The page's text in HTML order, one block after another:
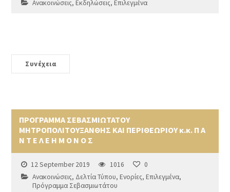
Ανακοινώσεις,Εκδηλώσεις,Επιλεγμένα
Συνέχεια
ΠΡΟΓΡΑΜΜΑ ΣΕΒΑΣΜΙΩΤΑΤΟΥ
ΜΗΤΡΟΠΟΛΙΤΟΥΞΑΝΘΗΣ ΚΑΙ ΠΕΡΙΘΕΩΡΙΟΥ κ.κ. Π Α
Ν Τ Ε Λ Ε Η Μ Ο Ν Ο Σ
12 September 2019 1016
0
Ανακοινώσεις, Δελτία Τύπου,Ενορίες,Επιλεγμένα,
Πρόγραμμα Σεβασμιωτάτου